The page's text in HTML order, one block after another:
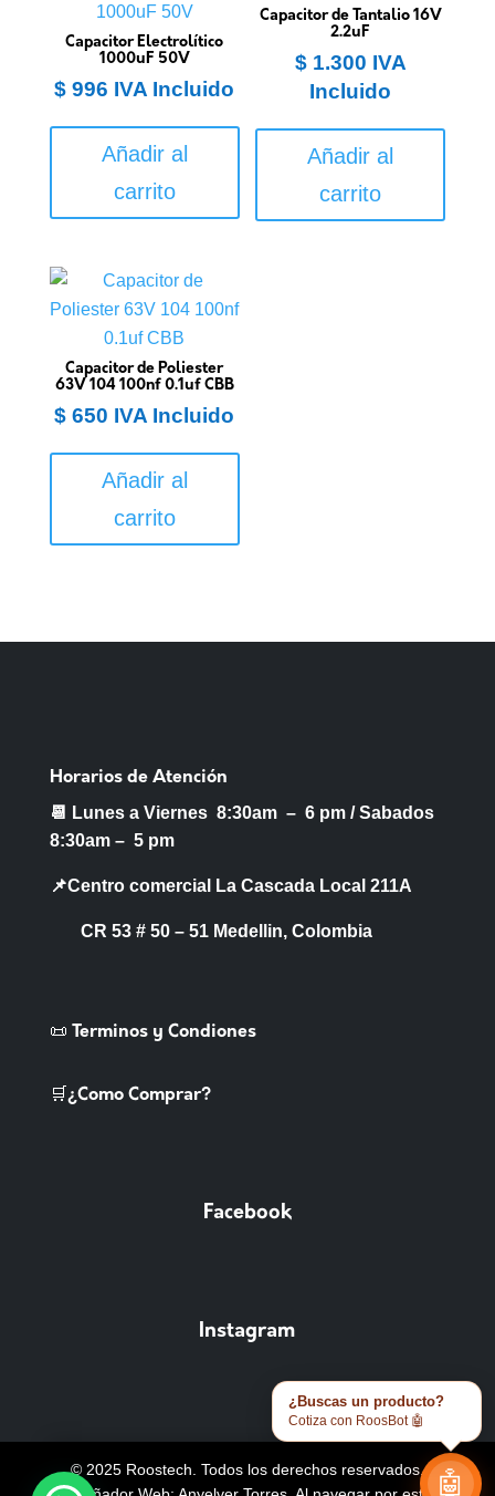
Capacitor Electrolítico
1000uF 50V
$ 996 IVA Incluido
Añadir al
carrito
Capacitor de Tantalio 16V
2.2uF
$1.300 IVA
Incluido
Añadir al
carrito
Capacitor de Poliester
63V 104 100nf 0.1uf CBB
$ 650 IVA Incluido
Añadir al
carrito
Horarios de Atención
📆 Lunes a Viernes 8:30am – 6 pm /Sabados
8:30am – 5 pm
📌Centro comercial La Cascada Local 211A
CR 53 # 50 – 51 Medellin, Colombia
📜 Terminos y Condiones
🛒¿Como Comprar?
Facebook
Instagram
© 2025 Roostech. Todos los derechos reservados.
¿Buscas un producto?
Cotiza con RoosBot 🤖
🤖